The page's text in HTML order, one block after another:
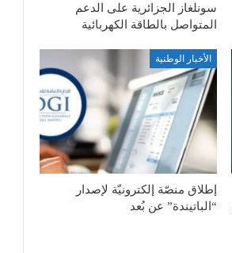
سونلغاز الجزائرية على الدعم
المتواصل بالطاقة الكهربائية
الأخبار الوطنية
إطلاق منصّة إلكترونيّة لإصدار
“الباتيندة” عن بُعد